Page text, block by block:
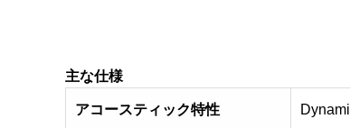
主な仕様
アコースティック特性